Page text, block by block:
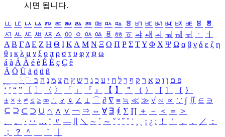
시면 됩니다.
ㅥ ㅦ ㅧ ㅨ ㅩ ㅪ ㅫ ㅬ ㅭ ㅮ ㅯ ㅰ ㅱ ㅲ ㅳ ㅴ ㅵ ㅶ ㅷ ㅸ
ㅹ
ㅺ ㅻ ㅼ ㅽ ㅾ ㅿ ㆀ ㆁ ㆂ ㆃ ㆄ ㆅ ㆆ ㆇ ㆈ ㆉ ㆊ ㆋ ㆌ ㆍ
ㆎ
Α Β ΓΔ Ε Ζ Η Θ Ι ΚΛ Μ Ν Ξ Ο Π Ρ Σ ΤΥ Φ Χ Ψ Ω α β γ δ ε ζ η
θ ι κ λ μ ν ξ ο π ρ σ τ υ φ χ ψ ω
á à Á À é è É È ç Ç ê
Ä Ö Ü ä ö ü ß
ִֶֹ ֻּ ׁׂ פ ם ן ו ט א ר ק ף ך ל ח י ע כ ג ד ש ץ ת צ מ נ ה ב
‘ ’ “ ” 〔 〕 〈 〉 「 」 『 』 【 】 ＂ （ ） ［ ］ ｛ ｝
± × ÷ ≠ ≤ ≥ ∞ ∴ ♂ ♀ ∠ ⊥ ⌒ ∂ ∇ ≡ ≒ ≪ ≫ √ ∽ ∝ ∵ ∫ ∬ ∈ ∋
⊆ ⊇ ⊂ ⊃ ∪ ∩ ∧ ∨ ￢ ⇒ ⇔ ∀ ∃ ∮ ∑ ∏ ＋ － ＜ ＝
＞
、
。 · ‥ … ¨ 〃 ― ＼ ∼ ´ ～ ˇ ˘ ˝ ˚ ˙ ¸ ¡ ¿ ː ！ ＇ ， ． ／
：
；
？ ＾ ｀